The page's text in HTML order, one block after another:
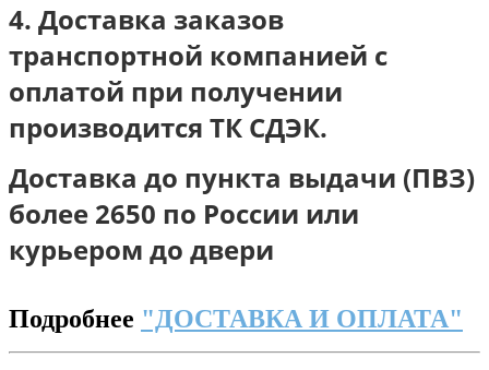
4. Доставка заказов
транспортной компанией с
оплатой при получении
производится ТК СДЭК.
Доставка до пункта выдачи (ПВЗ)
более 2650 по России или
курьером до двери
Подробнее "ДОСТАВКА И ОПЛАТА"